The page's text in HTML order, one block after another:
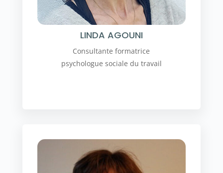
LINDA AGOUNI
Consultante formatrice
psychologue sociale du travail